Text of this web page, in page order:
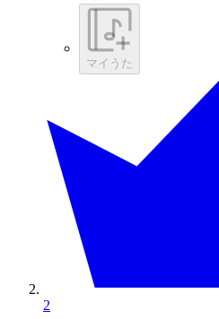
マイうた
2